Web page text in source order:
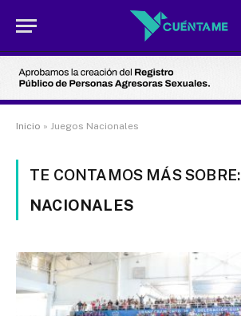
Inicio » Juegos Nacionales
TE CONTAMOS MÁS SOBRE:
NACIONALES